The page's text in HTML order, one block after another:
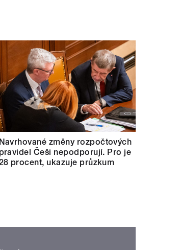
Navrhované změny rozpočtových
pravidel Češi nepodporují. Pro je
procent, ukazuje průzkum